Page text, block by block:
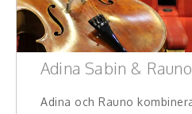
Adina Sabin &
Adina och Rauno